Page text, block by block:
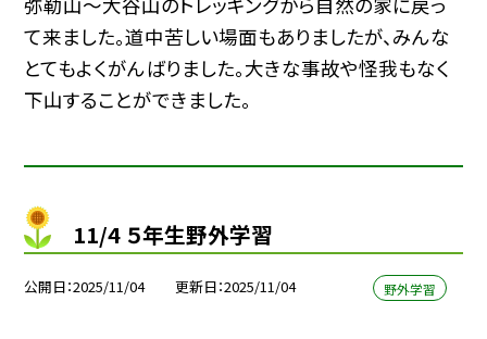
て来ました。道中苦しい場面もありましたが、みんな
とてもよくがんばりました。大きな事故や怪我もなく
下山することができました。
11/4 ５年生野外学習
公開日 2025/11/04 更新日 2025/11/04 野外学習